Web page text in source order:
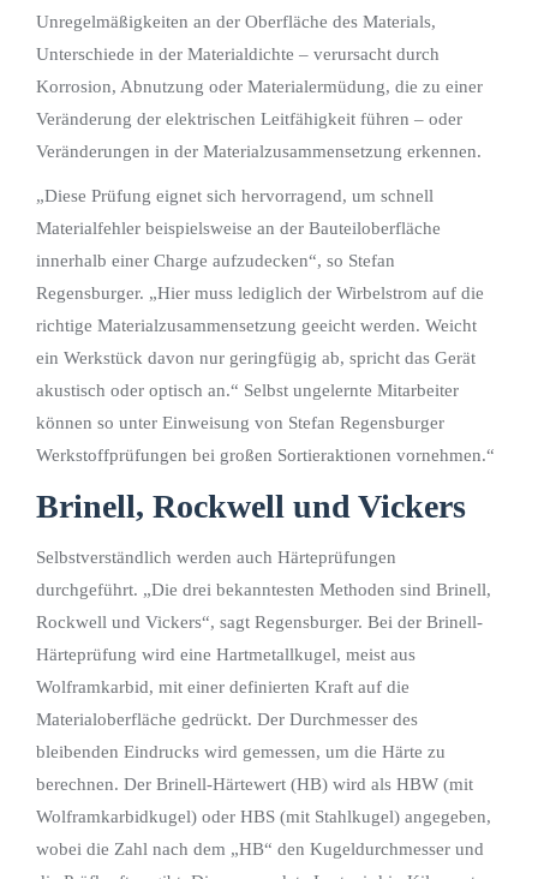
Unregelmäßigkeiten an der Oberfläche des Materials,
Unterschiede in der Materialdichte – verursacht durch
Korrosion, Abnutzung oder Materialermüdung, die zu einer
Veränderung der elektrischen Leitfähigkeit führen – oder
Veränderungen in der Materialzusammensetzung erkennen.
„Diese Prüfung eignet sich hervorragend, um schnell
Materialfehler beispielsweise an der Bauteiloberfläche
innerhalb einer Charge aufzudecken“, so Stefan
Regensburger. „Hier muss lediglich der Wirbelstrom auf die
richtige Materialzusammensetzung geeicht werden. Weicht
ein Werkstück davon nur geringfügig ab, spricht das Gerät
akustisch oder optisch an.“ Selbst ungelernte Mitarbeiter
können so unter Einweisung von Stefan Regensburger
Werkstoffprüfungen bei großen Sortieraktionen vornehmen.“
Brinell, Rockwell und Vickers
Selbstverständlich werden auch Härteprüfungen
durchgeführt. „Die drei bekanntesten Methoden sind Brinell,
Rockwell und Vickers“, sagt Regensburger. Bei der Brinell-
Härteprüfung wird eine Hartmetallkugel, meist aus
Wolframkarbid, mit einer definierten Kraft auf die
Materialoberfläche gedrückt. Der Durchmesser des
bleibenden Eindrucks wird gemessen, um die Härte zu
berechnen. Der Brinell-Härtewert (HB) wird als HBW (mit
Wolframkarbidkugel) oder HBS (mit Stahlkugel) angegeben,
wobei die Zahl nach dem „HB“ den Kugeldurchmesser und